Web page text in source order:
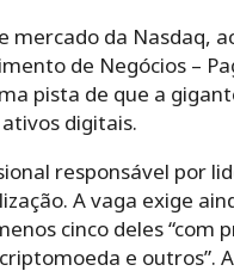
da Nasdaq,
de Negócios –
pista de que a
digitais.
responsável por
A vaga exige
cinco deles
e outros”.